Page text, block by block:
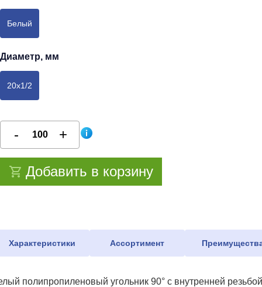
Белый
Диаметр, мм
20х1/2
Добавить в корзину
Характеристики Ассортимент
полипропиленовый угольник 90° с внутренней